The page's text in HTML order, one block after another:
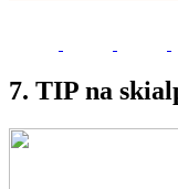
7. TIP na